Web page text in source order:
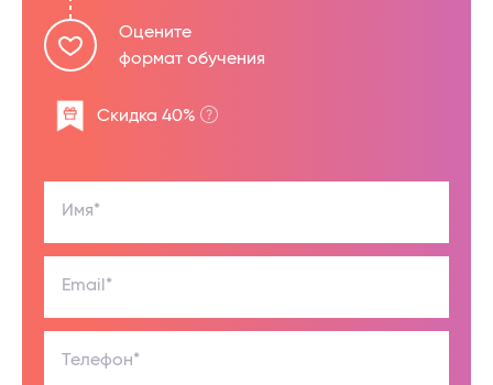
Оцените
формат обучения
Скидка 40%
Имя*
Email*
Телефон*